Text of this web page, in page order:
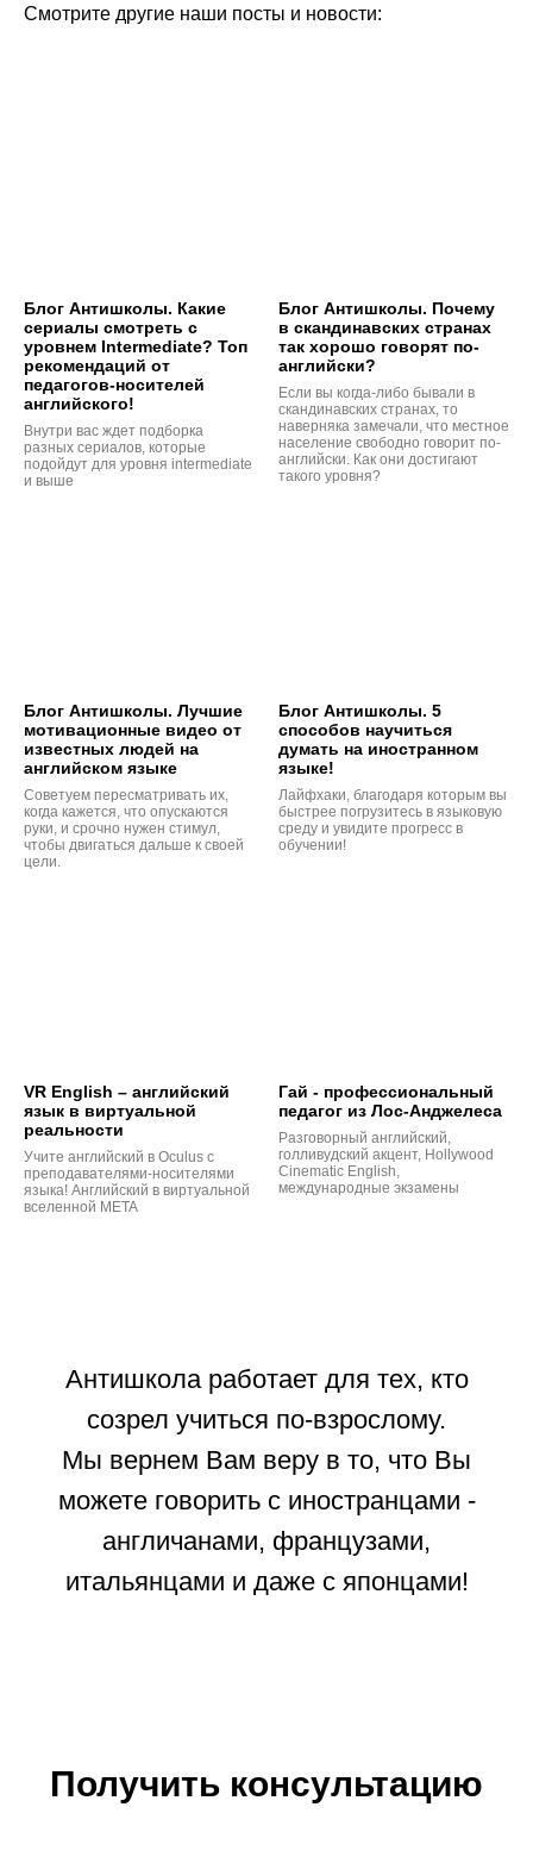
Смотрите другие наши посты и новости:
Блог Антишколы. Какие
сериалы смотреть с
уровнем Intermediate? Топ
рекомендаций от
педагогов-носителей
английского!
Внутри вас ждет подборка
разных сериалов, которые
подойдут для уровня intermediate
и выше
Блог Антишколы. Почему
в скандинавских странах
так хорошо говорят по-
английски?
Если вы когда-либо бывали в
скандинавских странах, то
наверняка замечали, что местное
население свободно говорит по-
английски. Как они достигают
такого уровня?
Блог Антишколы. Лучшие
мотивационные видео от
известных людей на
английском языке
Советуем пересматривать их,
когда кажется, что опускаются
руки, и срочно нужен стимул,
чтобы двигаться дальше к своей
цели.
Блог Антишколы. 5
способов научиться
думать на иностранном
языке!
Лайфхаки, благодаря которым вы
быстрее погрузитесь в языковую
среду и увидите прогресс в
обучении!
VR English – английский
язык в виртуальной
реальности
Учите английский в Oculus с
преподавателями-носителями
языка! Английский в виртуальной
вселенной META
Гай - профессиональный
педагог из Лос-Анджелеса
Разговорный английский,
голливудский акцент, Hollywood
Cinematic English,
международные экзамены
Антишкола работает для тех, кто
созрел учиться по-взрослому.
Мы вернем Вам веру в то, что Вы
можете говорить с иностранцами -
англичанами, французами,
итальянцами и даже с японцами!
Получить консультацию